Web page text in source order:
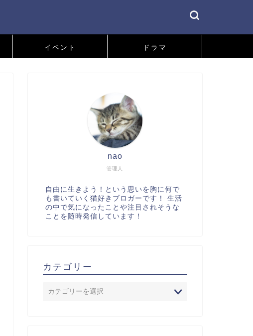
イベント ドラマ
管理人
nao
自由に生きよう！という思いを胸に何で
も書いていく猫好きブロガーです！ 生活
の中で気になったことや注目されそうな
ことを随時発信しています！
カテゴリー